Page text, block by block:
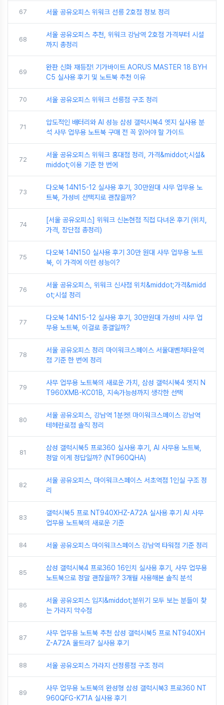
67 서울 공유오피스 위워크 선릉 2호점 정보 정리
68
서울 공유오피스 추천, 위워크 강남역 2호점 가격부터 시설
까지 총정리
69
완판 신화 재등장! 기가바이트 AORUS MASTER 18 BYH
C5 실사용 후기 및 노트북 추천 이유
70 서울 공유오피스 위워크 선릉점 구조 정리
71
압도적인 배터리와 AI 성능 삼성 갤럭시북4 엣지 실사용 분
석 사무 업무용 노트북 구매 전 꼭 읽어야 할 가이드
72
서울 공유오피스 위워크 홍대점 정리, 가격&middot;시설&
middot;이용 기준 한 번에
73
다오북 14N15-12 실사용 후기, 30만원대 사무 업무용 노
트북, 가성비 선택지로 괜찮을까?
74
[서울 공유오피스] 위워크 신논현점 직접 다녀온 후기 (위치,
가격, 장단점 총정리)
75
다오북 14N150 실사용 후기 30만 원대 사무 업무용 노트
북, 이 가격에 이런 성능이?
76
서울 공유오피스, 위워크 신사점 위치&middot;가격&midd
ot;시설 정리
77
다오북 14N15-12 실사용 후기, 30만원대 가성비 사무 업
무용 노트북, 이걸로 종결일까?
78
서울 공유오피스 정리 마이워크스페이스 서울대벤처타운역
점 기준 한 번에 정리
79
사무 업무용 노트북의 새로운 가치, 삼성 갤럭시북4 엣지 N
T960XMB-KC01B, 지속가능성까지 생각한 선택
80
서울 공유오피스, 강남역 1분컷! 마이워크스페이스 강남역
테헤란로점 솔직 정리
81
삼성 갤럭시북5 프로360 실사용 후기, AI 사무용 노트북,
정말 이게 정답일까? (NT960QHA)
82
서울 공유오피스, 마이워크스페이스 서초역점 1인실 구조 정
리
83
갤럭시북5 프로 NT940XHZ-A72A 실사용 후기 AI 사무
업무용 노트북의 새로운 기준
84 서울 공유오피스 마이워크스페이스 강남역 타워점 기준 정리
85
삼성 갤럭시북4 프로360 16인치 실사용 후기, 사무 업무용
노트북으로 정말 괜찮을까? 3개월 사용해본 솔직 분석
86
서울 공유오피스 입지&middot;분위기 모두 보는 분들이 찾
는 가라지 약수점
87
사무 업무용 노트북 추천 삼성 갤럭시북5 프로 NT940XH
Z-A72A 울트라7 실사용 후기
88 서울 공유오피스 가라지 선정릉점 구조 정리
89
사무 업무용 노트북의 완성형 삼성 갤럭시북3 프로360 NT
960QFG-K71A 실사용 후기